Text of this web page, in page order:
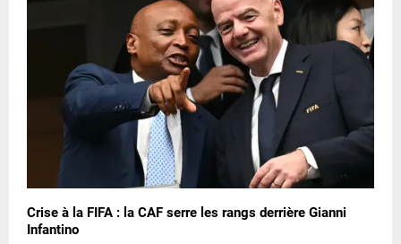
Crise à la FIFA : la CAF serre les rangs derrière Gianni
Infantino